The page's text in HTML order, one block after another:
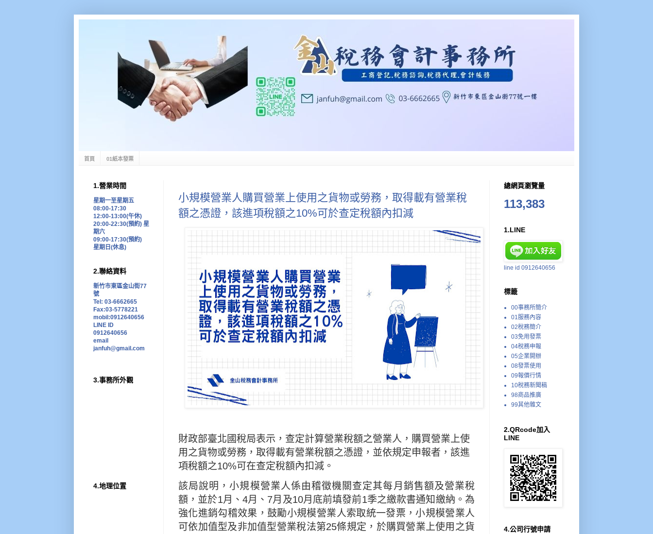
首頁 01紙本發票
小規模營業人購買營業上使用之貨物或勞務，取得載有營業稅
額之憑證，該進項稅額之10%可於查定稅額內扣減
財政部臺北國稅局表示，查定計算營業稅額之營業人，購買營業上使
用之貨物或勞務，取得載有營業稅額之憑證，並依規定申報者，該進
項稅額之10%可在查定稅額內扣減。
該局說明，小規模營業人係由稽徵機關查定其每月銷售額及營業稅
額，並於1月、4月、7月及10月底前填發前1季之繳款書通知繳納。為
強化進銷勾稽效果，鼓勵小規模營業人索取統一發票，小規模營業人
可依加值型及非加值型營業稅法第25條規定，於購買營業上使用之貨
1.營業時間
星期一至星期五
08:00-17:30
12:00-13:00(午休)
20:00-22:30(預約) 星
期六
09:00-17:30(預約)
星期日 (休息)
2.聯絡資料
新竹市東區金山街77
號
Tel: 03-6662665
Fax:03-5778221
mobil:0912640656
LINE ID
0912640656
email
janfuh@gmail.com
3.事務所外觀
4.地理位置
總網頁瀏覽量
113,383
1.LINE
line id 0912640656
標籤
00事務所簡介
01服務內容
02稅務簡介
03免用發票
04稅務申報
05企業開辦
08發票使用
09報價行情
10稅務新聞稿
98商品推廣
99其他雜文
2.QRcode加入
LINE
4.公司行號申請